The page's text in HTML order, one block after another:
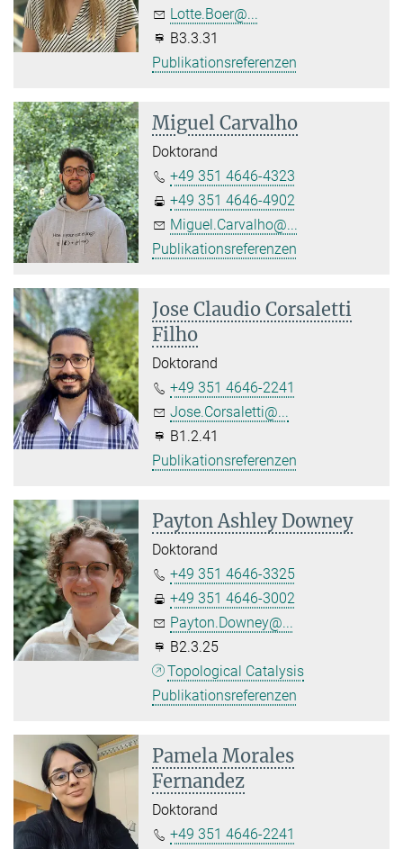
Lotte.Boer@...
B3.3.31
Publikationsreferenzen
Miguel Carvalho
Doktorand
+49 351 4646-4323
+49 351 4646-4902
Miguel.Carvalho@...
Publikationsreferenzen
Jose Claudio Corsaletti
Filho
Doktorand
+49 351 4646-2241
Jose.Corsaletti@...
B1.2.41
Publikationsreferenzen
Payton Ashley Downey
Doktorand
+49 351 4646-3325
+49 351 4646-3002
Payton.Downey@...
B2.3.25
Topological Catalysis
Publikationsreferenzen
Pamela Morales
Fernandez
Doktorand
+49 351 4646-2241